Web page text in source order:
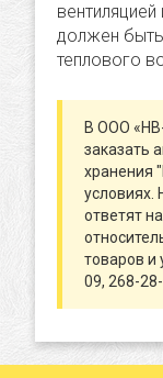
должен
теплового
В ООО
заказать
хранения
условиях.
ответят
товаров и
09, 268-